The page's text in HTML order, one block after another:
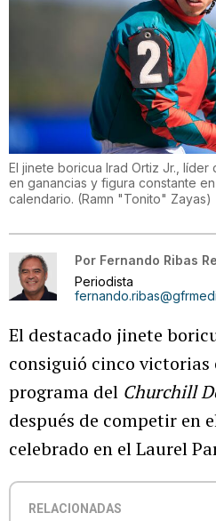
El jinete boricua Irad Ortiz Jr.,
en ganancias y figura constante
calendario. (Ramn "Tonito" Zayas)
Por Fernando Ribas
Periodista
El destacado jinete
consiguió cinco victorias
programa del Churchill
después de competir en
celebrado en el Laurel
RELACIONADAS